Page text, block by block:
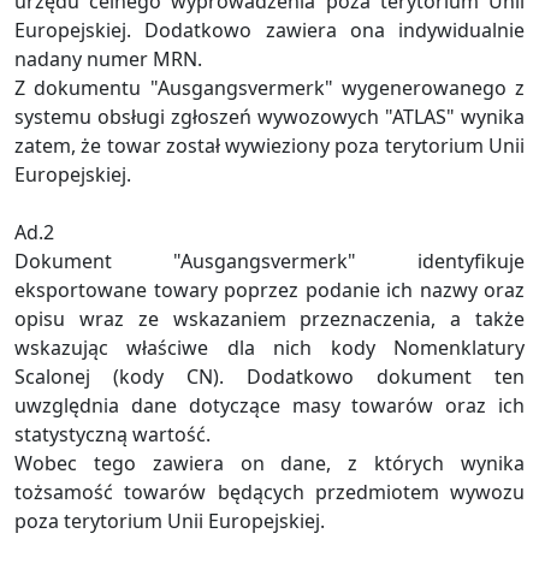
Europejskiej. Dodatkowo zawiera ona indywidualnie
nadany numer MRN.
Z dokumentu "Ausgangsvermerk" wygenerowanego z
systemu obsługi zgłoszeń wywozowych "ATLAS" wynika
zatem, że towar został wywieziony poza terytorium Unii
Europejskiej.
Ad.2
Dokument "Ausgangsvermerk" identyfikuje
eksportowane towary poprzez podanie ich nazwy oraz
opisu wraz ze wskazaniem przeznaczenia, a także
wskazując właściwe dla nich kody Nomenklatury
Scalonej (kody CN). Dodatkowo dokument ten
uwzględnia dane dotyczące masy towarów oraz ich
statystyczną wartość.
Wobec tego zawiera on dane, z których wynika
tożsamość towarów będących przedmiotem wywozu
poza terytorium Unii Europejskiej.